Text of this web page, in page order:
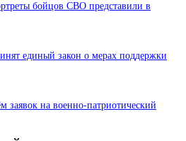
бойцов СВО представили в
единый закон о мерах поддержки
заявок на военно-патриотический